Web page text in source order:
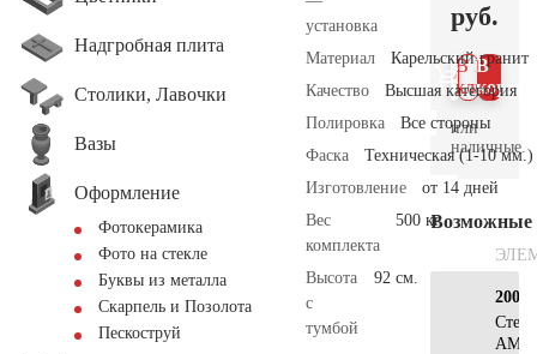
Надгробная плита
Столики, Лавочки
Вазы
Оформление
Фотокерамика
Фото на стекле
Буквы из металла
Скарпель и Позолота
Пескоструй
установка
Материал
Карельский гранит
Качество
Высшая категория
Полировка
Все стороны
Фаска
Техническая (1-10 мм.)
Изготовление
от 14 дней
Вес
комплекта
500 кг.
Высота
с
тумбой
92 см.
руб.
В
В 1
клик
или
наличные.
Возможные
Стела